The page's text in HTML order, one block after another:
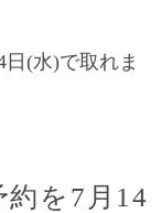
(水)で取れま
を7月14